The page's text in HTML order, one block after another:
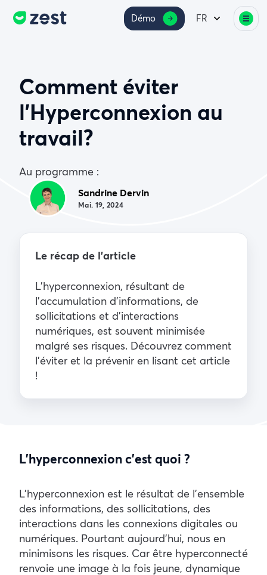
Démo FR
Comment éviter
l’Hyperconnexion au
travail?
Au programme :
Sandrine Dervin
Mai. 19, 2024
Le récap de l’article
L’hyperconnexion, résultant de
l’accumulation d’informations, de
sollicitations et d’interactions
numériques, est souvent minimisée
malgré ses risques. Découvrez comment
l’éviter et la prévenir en lisant cet article
!
L’hyperconnexion c’est quoi ?
L’hyperconnexion est le résultat de l’ensemble
des informations, des sollicitations, des
interactions dans les connexions digitales ou
numériques. Pourtant aujourd’hui, nous en
minimisons les risques. Car être hyperconnecté
renvoie une image à la fois jeune, dynamique